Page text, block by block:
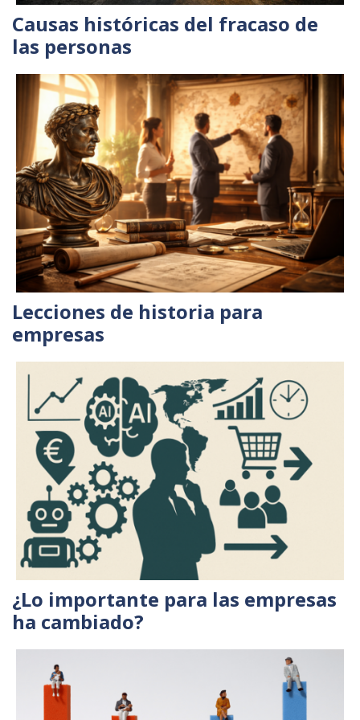
Causas históricas del fracaso de
las personas
Lecciones de historia para
empresas
¿Lo importante para las empresas
ha cambiado?